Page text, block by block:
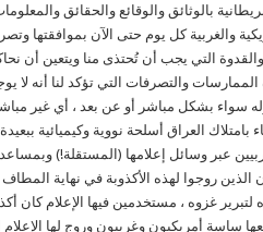
بالوثائق والوقائع والحقائق
والغربية كل يوم حتى الآن بموافقتها
التي يجب أن تُحتذى منا ويتعين أن
والتصرفات التي تؤكد لنا أنه لا
سواء بشكل مباشر أو عن بعد ، أي غير
العراق أسلحة نووية وكيميائية
عبر وسائل إعلامها (المستقلة!)
الذين روجوا لهذه الأكذوبة في نهاية
لتبرير غزوه ، مستخدمين فيها الإعلام كان
ساسة أمريكيون وغربيون وروج لها الإعلام